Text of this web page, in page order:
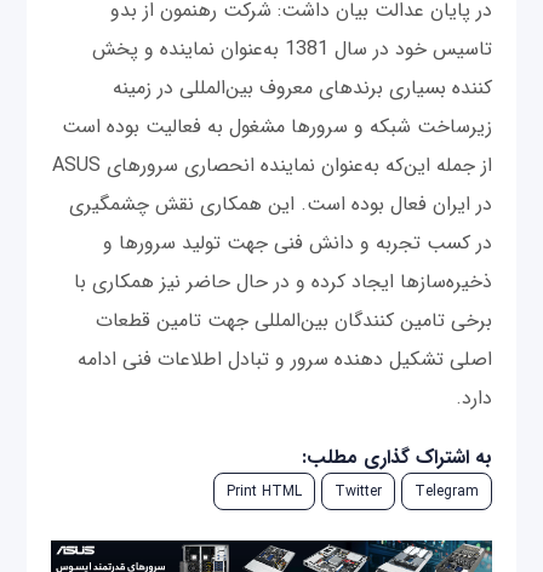
در پایان عدالت بیان داشت: شرکت رهنمون از بدو
تاسیس خود در سال 1381 به‌عنوان نماینده و پخش
کننده بسیاری برندهای معروف بین‌المللی در زمینه
زیرساخت شبکه و سرورها مشغول به فعالیت بوده است
از جمله این‌که به‌عنوان نماینده انحصاری سرورهای ASUS
در ایران فعال بوده است. این همکاری نقش چشمگیری
در کسب تجربه و دانش فنی جهت تولید سرورها و
ذخیره‌سازها ایجاد کرده و در حال حاضر نیز همکاری با
برخی تامین کنندگان بین‌المللی جهت تامین قطعات
اصلی تشکیل دهنده سرور و تبادل اطلاعات فنی ادامه
دارد.
به اشتراک گذاری مطلب:
Telegram
Twitter
Print HTML